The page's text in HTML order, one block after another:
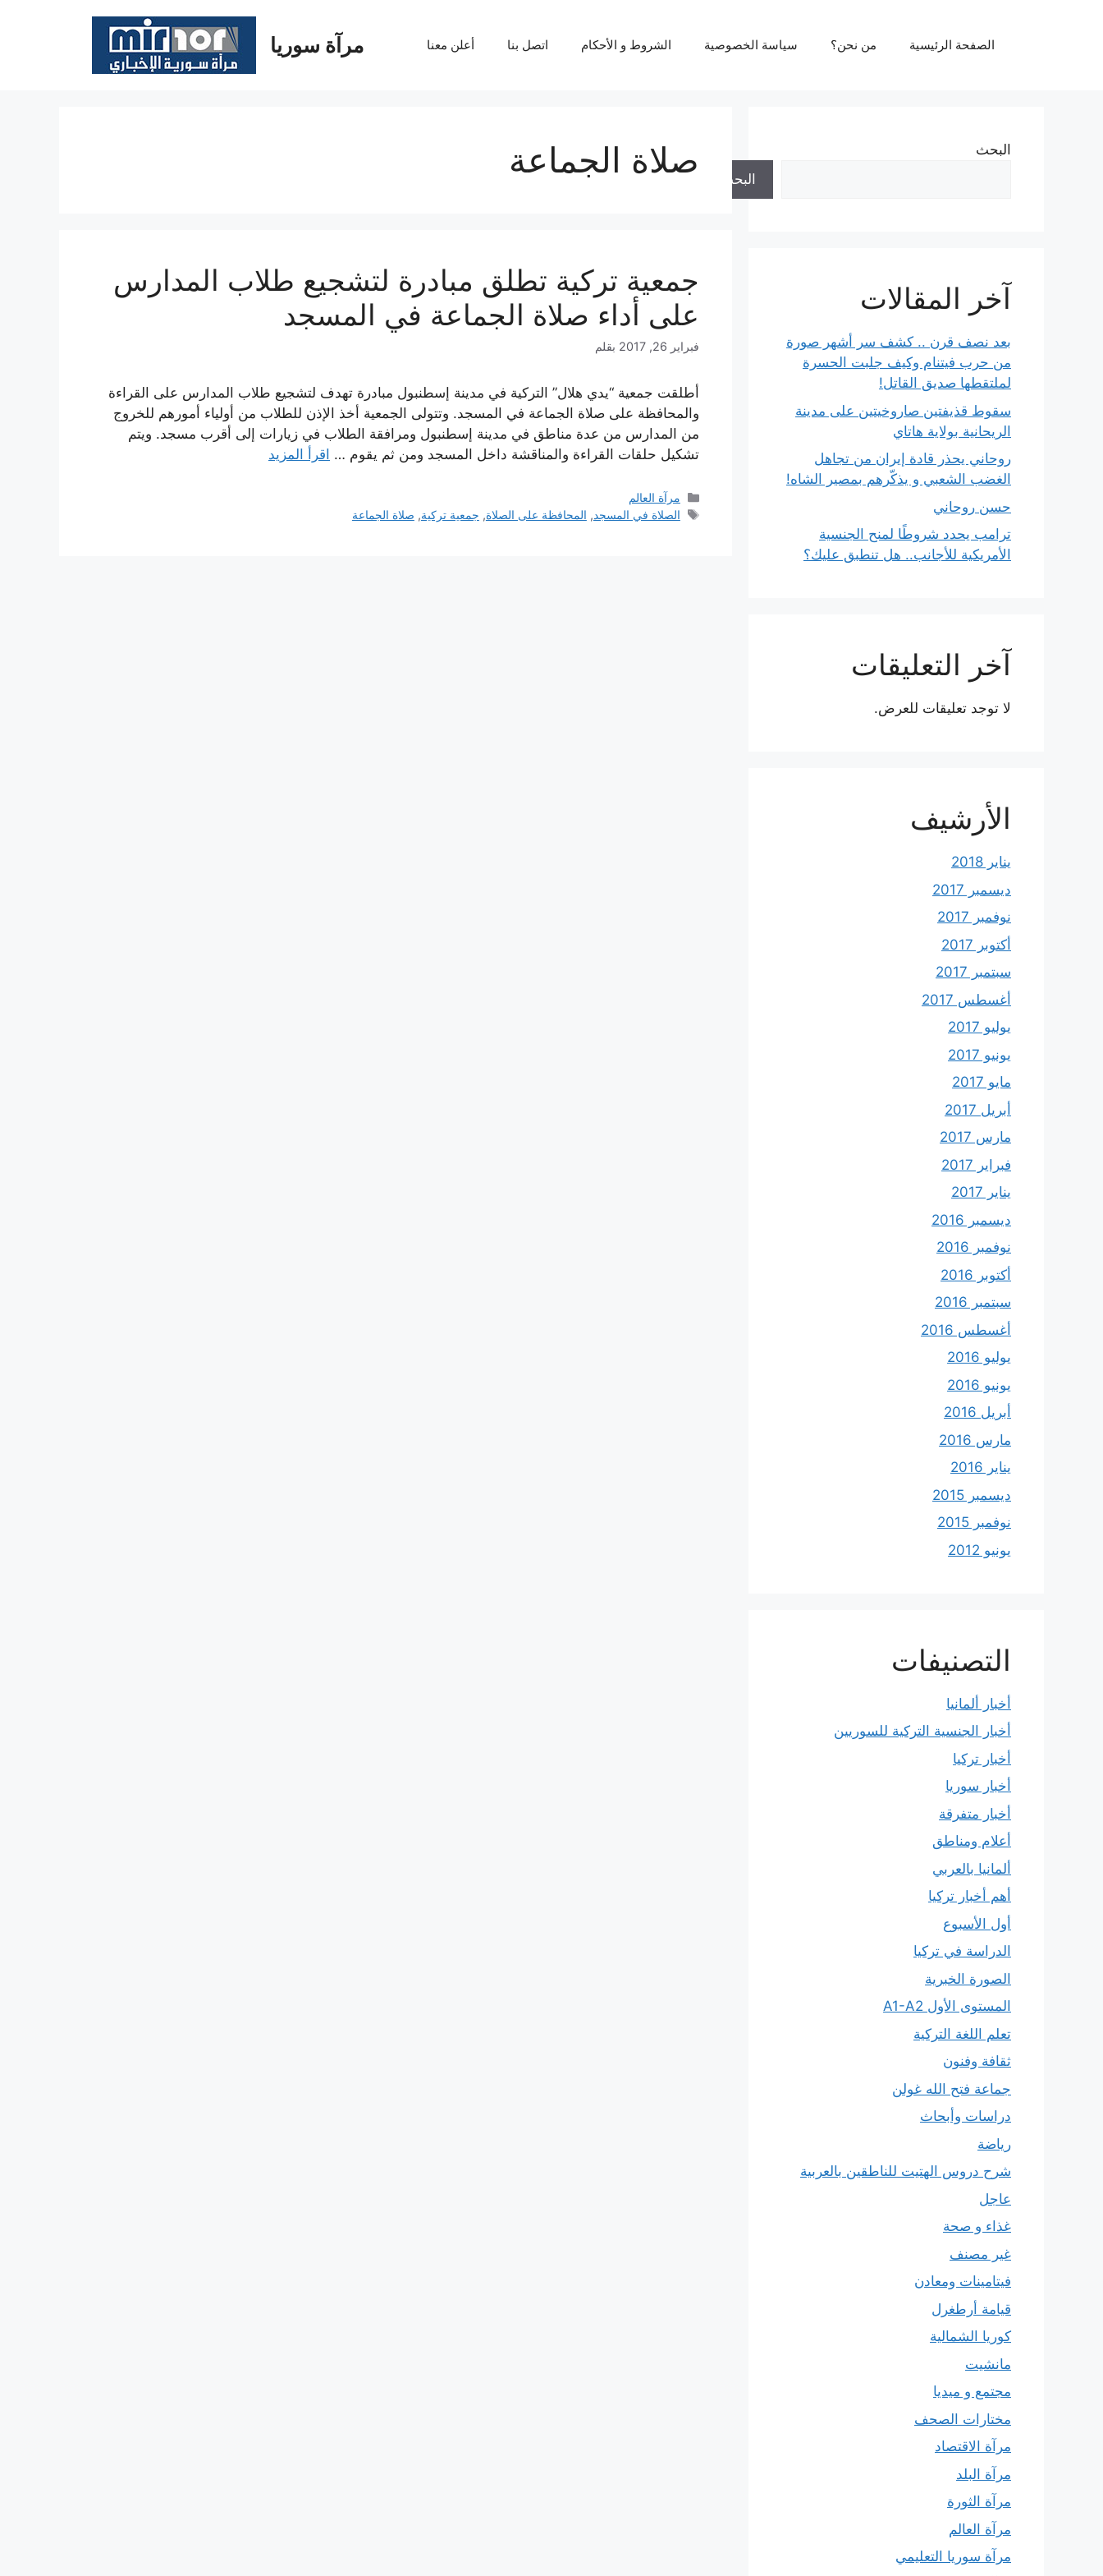
مرآة سوريا الصفحة الرئيسية من نحن؟ سياسة الخصوصية الشروط و الأحكام اتصل بنا أعلن معنا
صلاة الجماعة
جمعية تركية تطلق مبادرة لتشجيع طلاب المدارس
على أداء صلاة الجماعة في المسجد
فبراير 26, 2017 بقلم
أطلقت جمعية “يدي هلال” التركية في مدينة إسطنبول مبادرة تهدف لتشجيع طلاب المدارس على القراءة
والمحافظة على صلاة الجماعة في المسجد. وتتولى الجمعية أخذ الإذن للطلاب من أولياء أمورهم للخروج
من المدارس من عدة مناطق في مدينة إسطنبول ومرافقة الطلاب في زيارات إلى أقرب مسجد. ويتم
تشكيل حلقات القراءة والمناقشة داخل المسجد ومن ثم يقوم … اقرأ المزيد
التصنيفات
مرآة العالم
الوسوم
الصلاة في المسجد, المحافظة على الصلاة, جمعية تركية, صلاة الجماعة
البحث
البحث
آخر المقالات
بعد نصف قرن .. كشف سر أشهر صورة
من حرب فيتنام وكيف جلبت الحسرة
لملتقطها صديق القاتل!
سقوط قذيفتين صاروخيتين على مدينة
الريحانية بولاية هاتاي
روحاني يحذر قادة إيران من تجاهل
الغضب الشعبي و يذكّرهم بمصير الشاه!
حسن روحاني
ترامب يحدد شروطًا لمنح الجنسية
الأمريكية للأجانب.. هل تنطبق عليك؟
آخر التعليقات
لا توجد تعليقات للعرض.
الأرشيف
يناير 2018
ديسمبر 2017
نوفمبر 2017
أكتوبر 2017
سبتمبر 2017
أغسطس 2017
يوليو 2017
يونيو 2017
مايو 2017
أبريل 2017
مارس 2017
فبراير 2017
يناير 2017
ديسمبر 2016
نوفمبر 2016
أكتوبر 2016
سبتمبر 2016
أغسطس 2016
يوليو 2016
يونيو 2016
أبريل 2016
مارس 2016
يناير 2016
ديسمبر 2015
نوفمبر 2015
يونيو 2012
التصنيفات
أخبار ألمانيا
أخبار الجنسية التركية للسوريين
أخبار تركيا
أخبار سوريا
أخبار متفرقة
أعلام ومناطق
ألمانيا بالعربي
أهم أخبار تركيا
أول الأسبوع
الدراسة في تركيا
الصورة الخبرية
المستوى الأول A1-A2
تعلم اللغة التركية
ثقافة وفنون
جماعة فتح الله غولن
دراسات وأبحاث
رياضة
شرح دروس الهتيت للناطقين بالعربية
عاجل
غذاء و صحة
غير مصنف
فيتامينات ومعادن
قيامة أرطغرل
كوريا الشمالية
مانشيت
مجتمع و ميديا
مختارات الصحف
مرآة الاقتصاد
مرآة البلد
مرآة الثورة
مرآة العالم
مرآة سوريا التعليمي